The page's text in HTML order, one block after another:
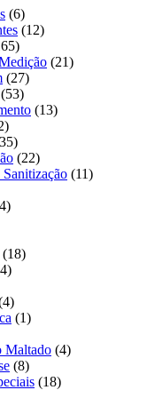
(6)
(12)
(21)
(27)
(53)
(13)
(22)
(11)
(18)
(1)
Maltado (4)
(8)
(18)